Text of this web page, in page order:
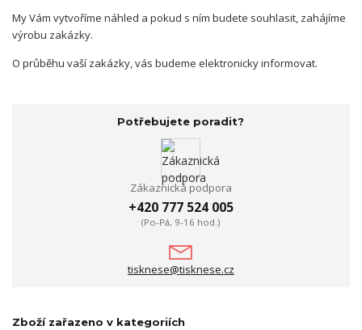
My Vám vytvoříme náhled a pokud s ním budete souhlasit, zahájíme
výrobu zakázky.
O průběhu vaší zakázky, vás budeme elektronicky informovat.
Potřebujete poradit?
Zákaznická podpora
+420 777 524 005
(Po-Pá, 9-16 hod.)
tisknese@tisknese.cz
Zboží zařazeno v kategoriích